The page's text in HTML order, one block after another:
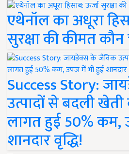
एथेनॉल का अधूरा
सुरक्षा की कीमत
Success Story:
उत्पादों से बदली खेती
लागत हुई 50% कम,
शानदार वृद्धि!